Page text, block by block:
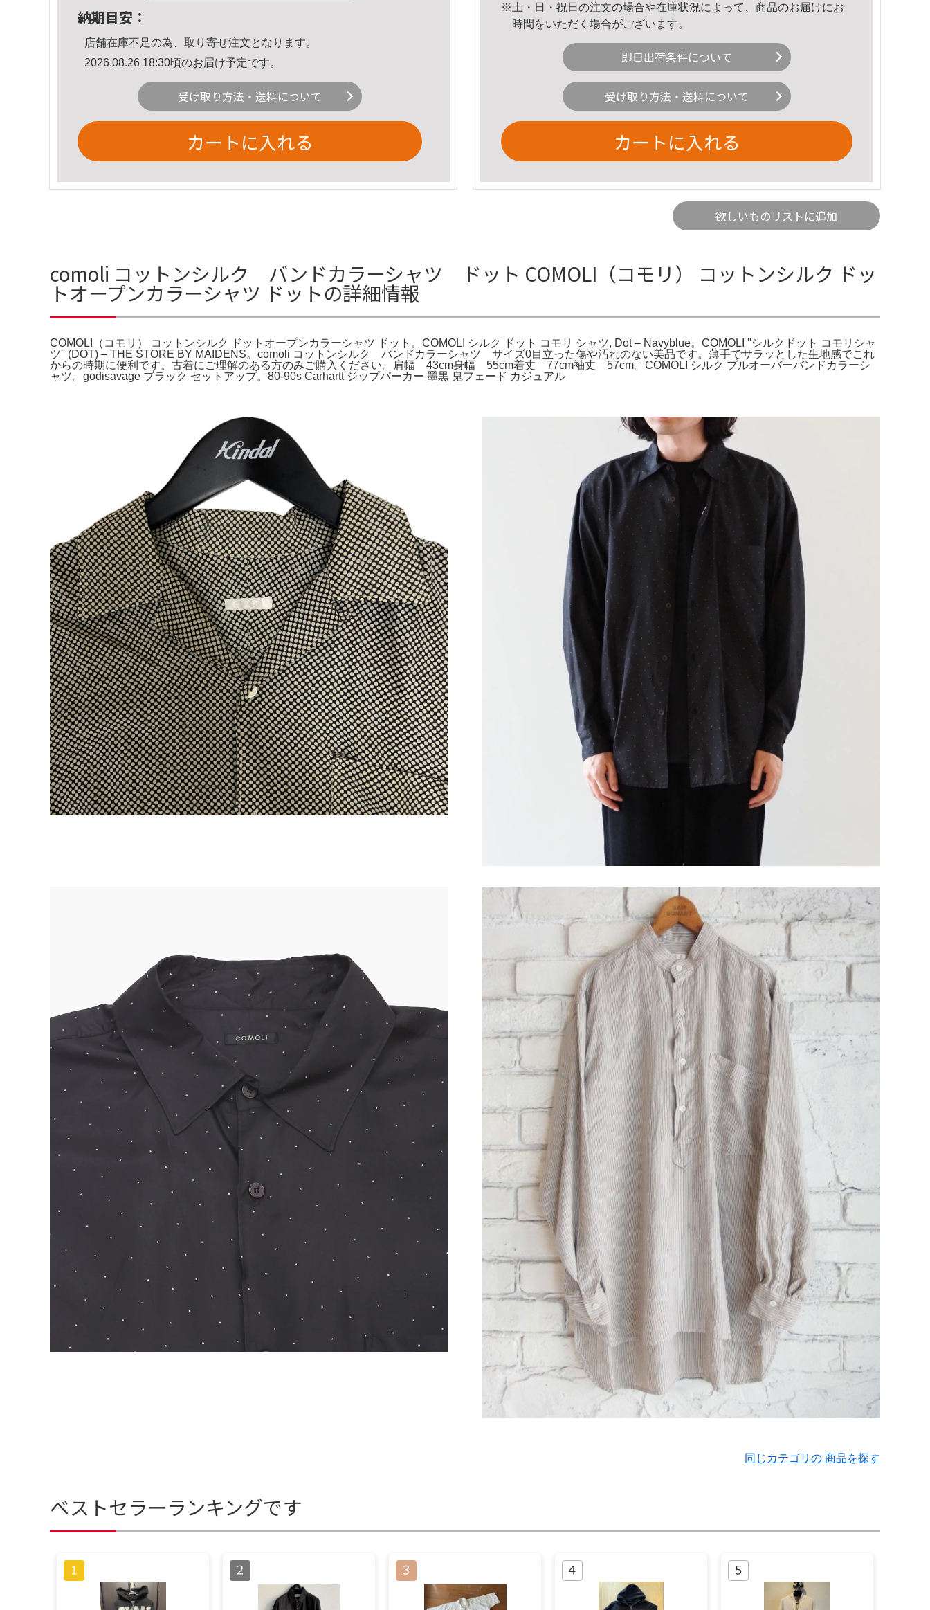
納期目安：
店舗在庫不足の為、取り寄せ注文となります。
2026.08.26 18:30頃のお届け予定です。
受け取り方法・送料について
カートに入れる
※土・日・祝日の注文の場合や在庫状況によって、商品のお届けにお
時間をいただく場合がございます。
即日出荷条件について
受け取り方法・送料について
カートに入れる
欲しいものリストに追加
comoli コットンシルク バンドカラーシャツ ドット COMOLI（コモリ） コットンシルク ドッ
トオープンカラーシャツ ドットの詳細情報
COMOLI（コモリ） コットンシルク ドットオープンカラーシャツ ドット。COMOLI シルク ドット コモリ シャツ, Dot – Navyblue。COMOLI ''シルクドット コモリシャ
ツ'' (DOT) – THE STORE BY MAIDENS。comoli コットンシルク バンドカラーシャツ サイズ0目立った傷や汚れのない美品です。薄手でサラッとした生地感でこれ
からの時期に便利です。古着にご理解のある方のみご購入ください。肩幅 43cm身幅 55cm着丈 77cm袖丈 57cm。COMOLI シルク プルオーバーバンドカラーシ
ャツ。godisavage ブラック セットアップ。80-90s Carhartt ジップパーカー 墨黒 鬼フェード カジュアル
同じカテゴリの 商品を探す
ベストセラーランキングです